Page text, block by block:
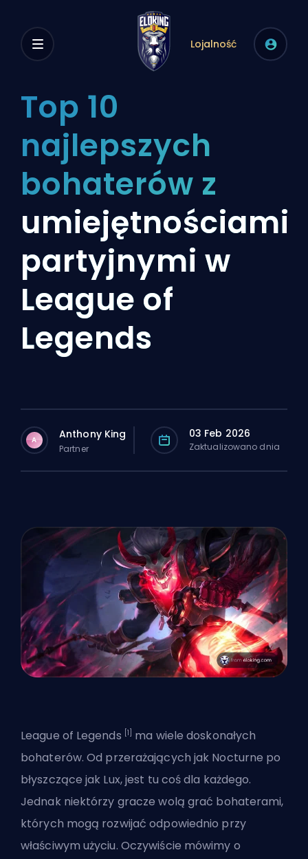
Lojalność
Top 10
najlepszych
bohaterów z
umiejętnościami
partyjnymi w
League of
Legends
A Anthony King
Partner
03 Feb 2026
Zaktualizowano dnia
League of Legends [1] ma wieledoskonałych
bohaterów. Od przerażających jak Nocturne po
błyszczące jak Lux, jest tu coś dla każdego.
Jednak niektórzy gracze wolą grać bohaterami,
których mogą rozwijać odpowiednio przy
właściwym użyciu. Oczywiście mówimy o